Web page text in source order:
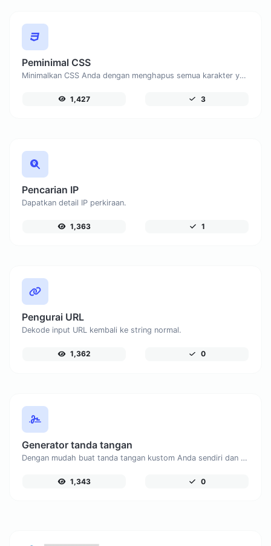
Peminimal CSS
Minimalkan CSS Anda dengan menghapus semua karakter yang tidak perlu.
1,427 3
Pencarian IP
Dapatkan detail IP perkiraan.
1,363 1
Pengurai URL
Dekode input URL kembali ke string normal.
1,362 0
Generator tanda tangan
Dengan mudah buat tanda tangan kustom Anda sendiri dan unduh dengan mudah.
1,343 0